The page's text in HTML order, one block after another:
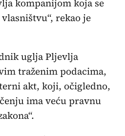
kompanijom koja se
rekao je
uglja Pljevlja
traženim podacima,
akt, koji, očigledno,
ima veću pravnu